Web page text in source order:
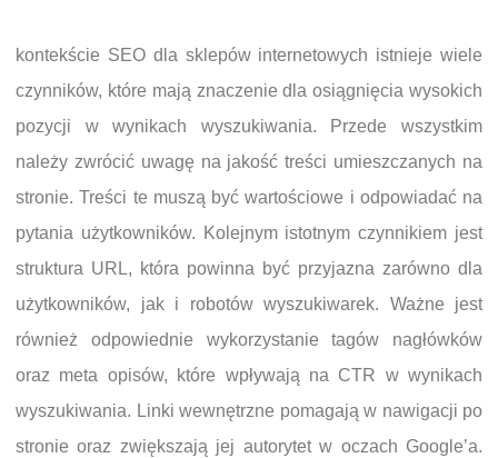
kontekście SEO dla sklepów internetowych istnieje wiele
czynników, które mają znaczenie dla osiągnięcia wysokich
pozycji w wynikach wyszukiwania. Przede wszystkim
należy zwrócić uwagę na jakość treści umieszczanych na
stronie. Treści te muszą być wartościowe i odpowiadać na
pytania użytkowników. Kolejnym istotnym czynnikiem jest
struktura URL, która powinna być przyjazna zarówno dla
użytkowników, jak i robotów wyszukiwarek. Ważne jest
również odpowiednie wykorzystanie tagów nagłówków
oraz meta opisów, które wpływają na CTR w wynikach
wyszukiwania. Linki wewnętrzne pomagają w nawigacji po
stronie oraz zwiększają jej autorytet w oczach Google’a.